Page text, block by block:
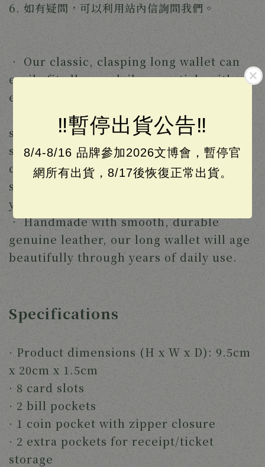
‼️暫停出貨公告‼️
8/4-8/16 品牌參加2026文博會，暫停官
網所有出貨，8/17後恢復正常出貨。
6. 如有疑問，可以利用站內信詢問我們。
‧ Our classic, clasping long wallet can
easily fit all your daily essentials without
extra bulk.
‧ Featuring an elegant and timeless
silhouette, this slim wallet has eight
slots for cards, two pockets for bills, a
coin pocket with zipper closure, and
some extra room for all the receipts
you've been collecting.
‧ Handmade with smooth, durable
genuine leather, our long wallet will age
beautifully through years of daily use.
Specifications
· Product dimensions (H x W x D): 9.5cm
x 20cm x 1.5cm
· 8 card slots
· 2 bill pockets
· 1 coin pocket with zipper closure
· 2 extra pockets for receipt/ticket
storage